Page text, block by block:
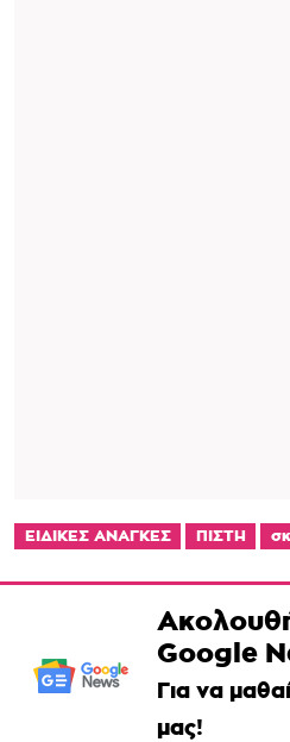
ΕΙΔΙΚΕΣ ΑΝΑΓΚΕΣ ΠΙΣΤΗ
Google
Για να
μας!